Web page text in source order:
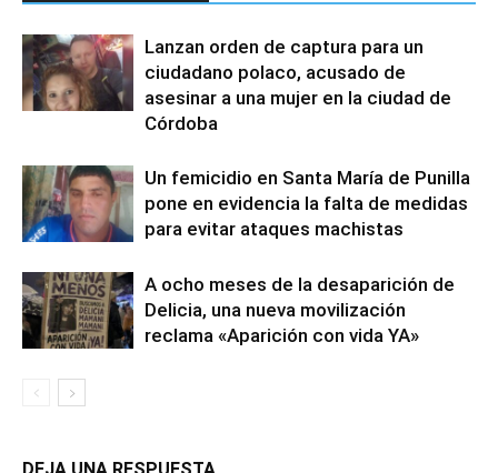
Lanzan orden de captura para un
ciudadano polaco, acusado de
asesinar a una mujer en la ciudad de
Córdoba
Un femicidio en Santa María de Punilla
pone en evidencia la falta de medidas
para evitar ataques machistas
A ocho meses de la desaparición de
Delicia, una nueva movilización
reclama «Aparición con vida YA»